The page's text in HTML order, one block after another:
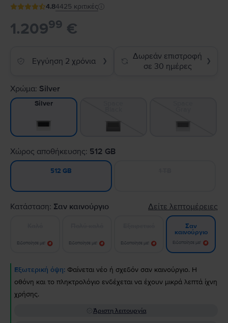
4.84425 κριτικές
1.20999 €
Εγγύηση 2 χρόνια ❯
Δωρεάν επιστροφή
σε 30 ημέρες
❯
Χρώμα: Silver
Silver
Χώρος αποθήκευσης: 512 GB
512 GB
Κατάσταση: Σαν καινούργιο Δείτε λεπτομέρειες
Ειδοποίησε με! Ειδοποίησε με! Ειδοποίησε με!
Σαν
καινούργιο
Ειδοποίησε με!
Εξωτερική όψη: Φαίνεται νέο ή σχεδόν σαν καινούργιο. Η
οθόνη και το πληκτρολόγιο ενδέχεται να έχουν μικρά λεπτά ίχνη
χρήσης.
Άριστη λειτουργία